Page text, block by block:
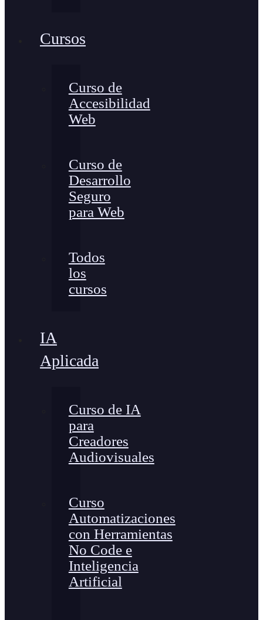
Cursos
Curso de
Accesibilidad
Web
Curso de
Desarrollo
Seguro
para Web
Todos
los
cursos
IA
Aplicada
Curso de IA
para
Creadores
Audiovisuales
Curso
Automatizaciones
con Herramientas
No Code e
Inteligencia
Artificial